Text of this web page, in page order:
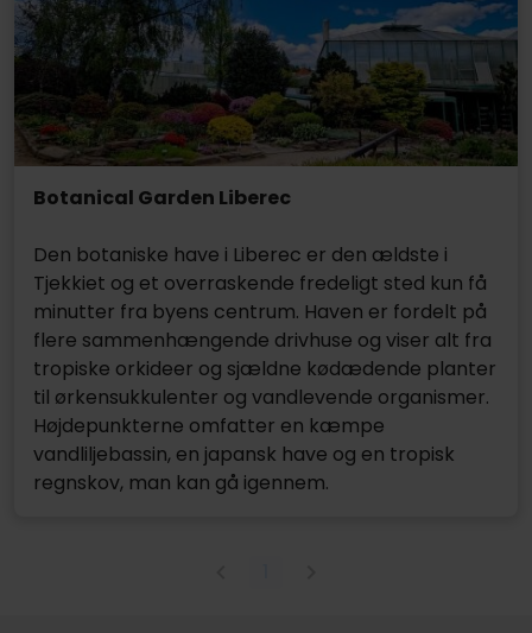
Botanical Garden Liberec
Den botaniske have i Liberec er den ældste i
Tjekkiet og et overraskende fredeligt sted kun få
minutter fra byens centrum. Haven er fordelt på
flere sammenhængende drivhuse og viser alt fra
tropiske orkideer og sjældne kødædende planter
til ørkensukkulenter og vandlevende organismer.
Højdepunkterne omfatter en kæmpe
vandliljebassin, en japansk have og en tropisk
regnskov, man kan gå igennem.